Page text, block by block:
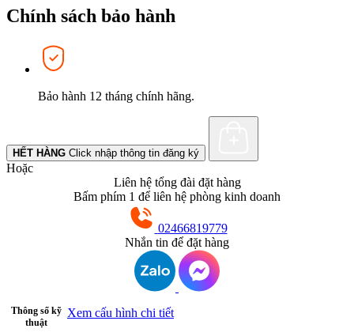
Chính sách bảo hành
Bảo hành 12 tháng chính hãng.
HẾT HÀNG Click nhập thông tin đăng ký
Hoặc
Liên hệ tổng đài đặt hàng
Bấm phím 1 để liên hệ phòng kinh doanh
02466819779
Nhắn tin để đặt hàng
Thông số kỹ
thuật
Xem cấu hình chi tiết